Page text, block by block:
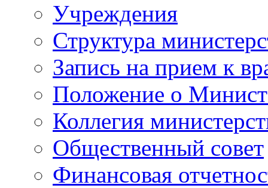
Учреждения
Структура
Запись на прием к
Положение о
Коллегия
Общественный совет
Финансовая